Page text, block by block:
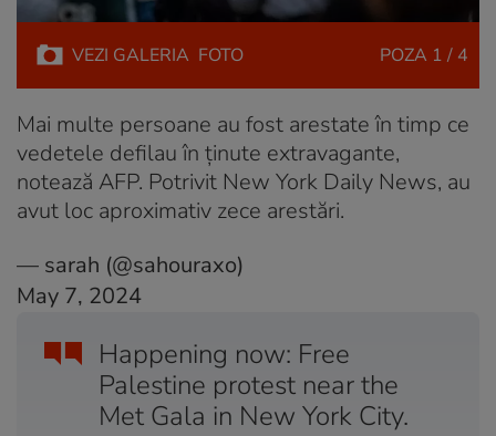
VEZI GALERIA FOTO POZA 1 / 4
Mai multe persoane au fost arestate în timp ce
vedetele defilau în ținute extravagante,
notează AFP. Potrivit New York Daily News, au
avut loc aproximativ zece arestări.
Happening now: Free
Palestine protest near the
Met Gala in New York City.
— sarah (@sahouraxo)
May 7, 2024